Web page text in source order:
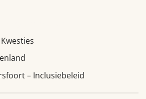
– Inclusiebeleid